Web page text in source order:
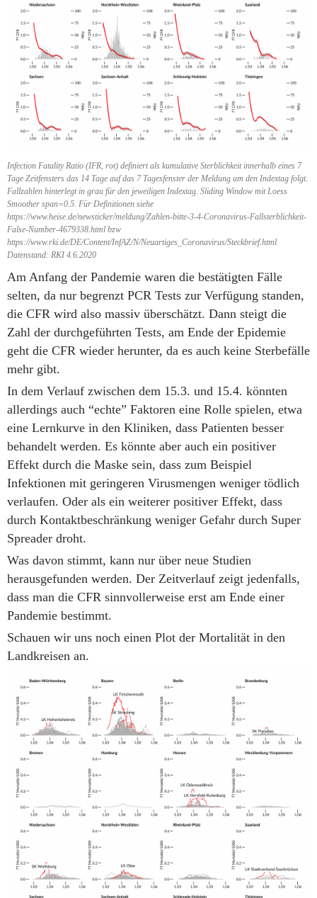
Infection Fatality Ratio (IFR, rot) definiert als kumulative Sterblichkeit innerhalb eines 7
Tage Zeitfensters das 14 Tage auf das 7 Tagesfenster der Meldung um den Indextag folgt.
Fallzahlen hinterlegt in grau für den jeweiligen Indextag. Sliding Window mit Loess
Smoother span=0.5. Für Definitionen siehe
https://www.heise.de/newsticker/meldung/Zahlen-bitte-3-4-Coronavirus-Fallsterblichkeit-
False-Number-4679338.html bzw
https://www.rki.de/DE/Content/InfAZ/N/Neuartiges_Coronavirus/Steckbrief.html
Datenstand: RKI 4.6.2020
Am Anfang der Pandemie waren die bestätigten Fälle
selten, da nur begrenzt PCR Tests zur Verfügung standen,
die CFR wird also massiv überschätzt. Dann steigt die
Zahl der durchgeführten Tests, am Ende der Epidemie
geht die CFR wieder herunter, da es auch keine Sterbefälle
mehr gibt.
In dem Verlauf zwischen dem 15.3. und 15.4. könnten
allerdings auch “echte” Faktoren eine Rolle spielen, etwa
eine Lernkurve in den Kliniken, dass Patienten besser
behandelt werden. Es könnte aber auch ein positiver
Effekt durch die Maske sein, dass zum Beispiel
Infektionen mit geringeren Virusmengen weniger tödlich
verlaufen. Oder als ein weiterer positiver Effekt, dass
durch Kontaktbeschränkung weniger Gefahr durch Super
Spreader droht.
Was davon stimmt, kann nur über neue Studien
herausgefunden werden. Der Zeitverlauf zeigt jedenfalls,
dass man die CFR sinnvollerweise erst am Ende einer
Pandemie bestimmt.
Schauen wir uns noch einen Plot der Mortalität in den
Landkreisen an.